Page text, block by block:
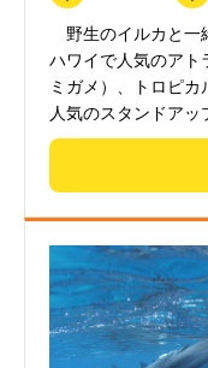
野生のイルカと一
ハワイで人気のアト
ミガメ）、トロピカ
人気のスタンドアッ